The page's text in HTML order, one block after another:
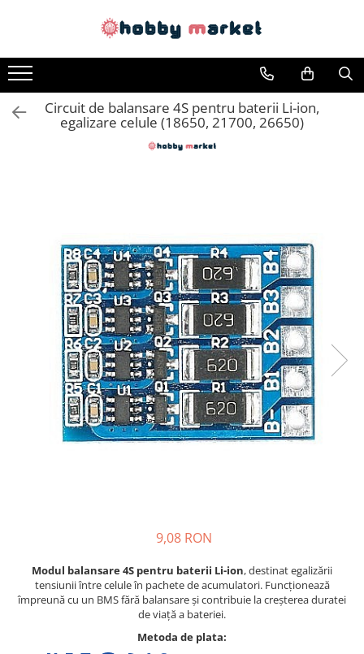
PET-G
PA12
Piese si componente imprimante
3D si CNC
Piese electrice si electronice
Piese mecanice
Pat printare
Cap printare
Extrudere si accesorii
Acumulatori, BMS si accesorii
Acumulatori
BMS
Incarcare, descarcare si afisare
Circuit de balansare 4S pentru baterii Li-ion,
egalizare celule (18650, 21700, 26650)
9,08 RON
Modul balansare 4S pentru baterii Li-ion, destinat egalizării
tensiunii între celule în pachete de acumulatori. Funcționează
împreună cu un BMS fără balansare și contribuie la creșterea duratei
de viață a bateriei.
Metoda de plata: